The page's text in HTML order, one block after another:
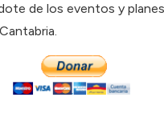
de los eventos y